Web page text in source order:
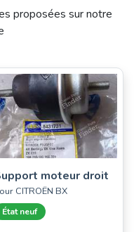
proposées sur notre
moteur droit
CITROËN BX
État neuf